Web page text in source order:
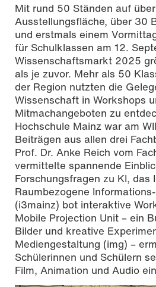
Mit rund 50 Ständen auf
Ausstellungsfläche, über 30
und erstmals einem
für Schulklassen am 12.
Wissenschaftsmarkt 2025
als je zuvor. Mehr als 50
der Region nutzten die
Wissenschaft in Workshops
Mitmachangeboten zu
Hochschule Mainz war am
Beiträgen aus allen drei
Prof. Dr. Anke Reich vom
vermittelte spannende
Forschungsfragen zu KI, das
Raumbezogene
(i3mainz) bot interaktive
Mobile Projection Unit – ein
Bilder und kreative
Mediengestaltung (img) –
Schülerinnen und Schülern
Film, Animation und Audio